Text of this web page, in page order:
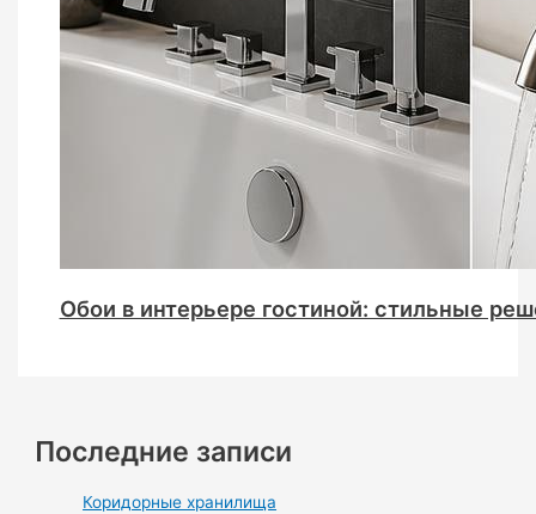
Обои в интерьере гостиной: стильные
Последние записи
Коридорные хранилища